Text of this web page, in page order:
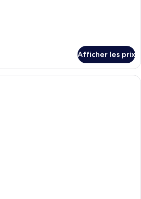
Afficher les prix